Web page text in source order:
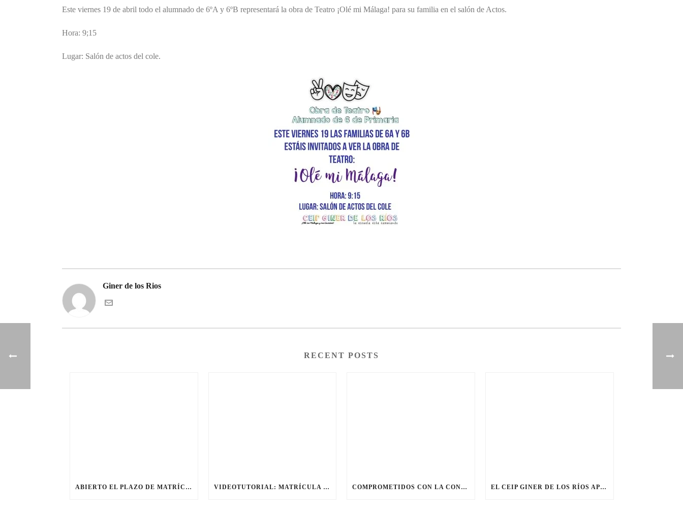
Este viernes 19 de abril todo el alumnado de 6ºA y 6ºB representará la obra de Teatro ¡Olé mi Málaga! para su familia en el salón de Actos.
Hora: 9;15
Lugar: Salón de actos del cole.
Giner de los Rios
RECENT POSTS
ABIERTO EL PLAZO DE MATRÍCULA ELECTRÓNICA PARA EL CURSO 2026/2027 (HASTA EL 8 DE JUNIO) VIDEOTUTORIAL: MATRÍCULA ELECTRÓNICA CON IANDE COMPROMETIDOS CON LA CONVIVENCIA: PRESENCIA DEL COLEGIO GINER DE LOS RÍOS EN EL I CONGRESO NACIONAL CONTRA EL ACOSO Y EL CIBERACOSO EL CEIP GINER DE LOS RÍOS APUESTA POR LA CONVIVENCIA Y LA MEDIACIÓN ESCOLAR